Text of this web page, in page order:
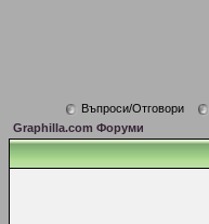
Въпроси/Отговори
Graphilla.com Форуми